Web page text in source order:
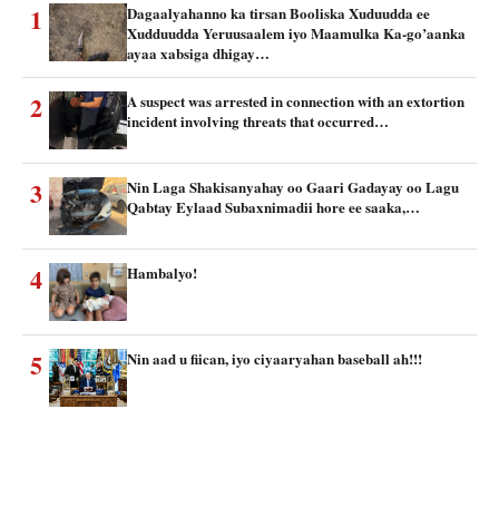
1
Dagaalyahanno ka tirsan Booliska Xuduudda ee
Xudduudda Yeruusaalem iyo Maamulka Ka-go’aanka
ayaa xabsiga dhigay…
2
A suspect was arrested in connection with an extortion
incident involving threats that occurred…
3
Nin Laga Shakisanyahay oo Gaari Gadayay oo Lagu
Qabtay Eylaad Subaxnimadii hore ee saaka,…
4 Hambalyo!
5 Nin aad u fiican, iyo ciyaaryahan baseball ah!!!